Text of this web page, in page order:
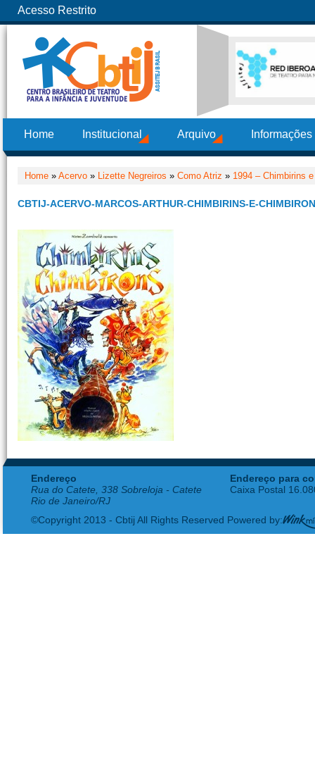
Acesso Restrito
Home Institucional Arquivo
Home » Acervo » Lizette Negreiros » Como Atriz » 1994 – Chimbirins
CBTIJ-ACERVO-MARCOS-ARTHUR-CHIMBIRINS-E-
Endereço
Rua do Catete, 338 Sobreloja - Catete
Rio de Janeiro/RJ
Endereço para
Caixa Postal
©Copyright 2013 - Cbtij All Rights Reserved Powered by: